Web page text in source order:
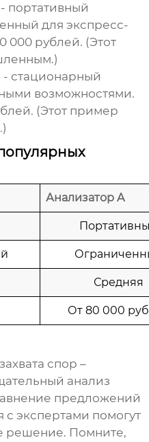
- портативный
для экспресс-
000 рублей. (Этот
- стационарный
возможностями.
(Этот пример
Анализатор A
Средняя
От 80 000
спор –
анализ
предложений
с экспертами помогут
решение. Помните,